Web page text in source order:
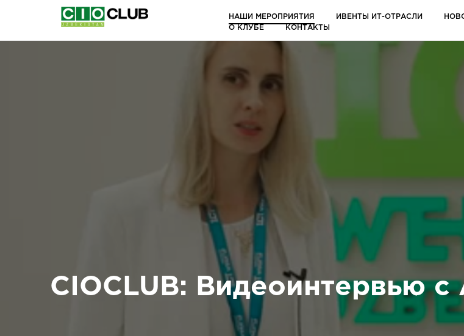
НАШИ МЕРОПРИЯТИЯ ИВЕНТЫ ИТ-ОТРАСЛИ
О КЛУБЕ
КОНТАКТЫ
CIOCLUB: Видеоинтервью